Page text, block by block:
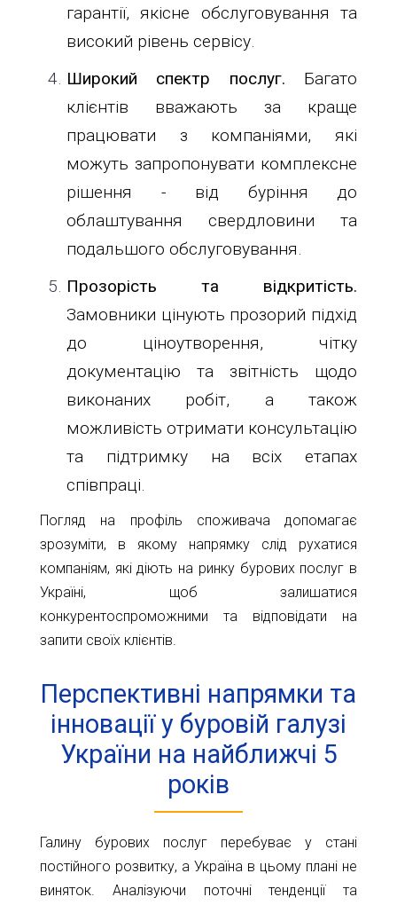
гарантії, якісне обслуговування та
високий рівень сервісу.
Широкий спектр послуг. Багато
клієнтів вважають за краще
працювати з компаніями, які
можуть запропонувати комплексне
рішення - від буріння до
облаштування свердловини та
подальшого обслуговування.
Прозорість та відкритість.
Замовники цінують прозорий підхід
до ціноутворення, чітку
документацію та звітність щодо
виконаних робіт, а також
можливість отримати консультацію
та підтримку на всіх етапах
співпраці.
Погляд на профіль споживача допомагає
зрозуміти, в якому напрямку слід рухатися
компаніям, які діють на ринку бурових послуг в
Україні, щоб залишатися
конкурентоспроможними та відповідати на
запити своїх клієнтів.
Перспективні напрямки та
інновації у буровій галузі
України на найближчі 5
років
Галину бурових послуг перебуває у стані
постійного розвитку, а Україна в цьому плані не
виняток. Аналізуючи поточні тенденції та